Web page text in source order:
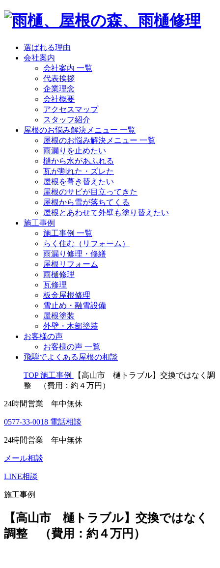
選ばれる理由
会社案内
会社案内 一覧
代表挨拶
企業理念
会社概要
アクセスマップ
スタッフ紹介
屋根のお悩み解決メニュー 一覧
屋根のお悩み解決メニュー 一覧
雨漏りを止めたい
樋から水があふれる
瓦が割れた・ズレた
屋根を葺き替えたい
屋根のサビが目立ってきた
屋根から雪が落ちてくる
屋根とあわせて外壁も塗り替えたい
施工事例
施工事例 一覧
らく住む（リフォーム）
雨漏り修理・修繕
屋根リフォーム
雨樋修理
瓦修理
板金屋根修理
雪止め・融雪設備
屋根塗装
外壁・木部塗装
お客様の声
お客様の声 一覧
飛騨でよくある屋根の相談
TOP 施工事例
【高山市 樋トラブル】交換ではなく調
整 （費用：約４万円）
24時間営業 年中無休
0577-33-0018 電話相談
24時間営業 年中無休
メール相談
LINE相談
施工事例
【高山市 樋トラブル】交換ではなく
調整 （費用：約４万円）